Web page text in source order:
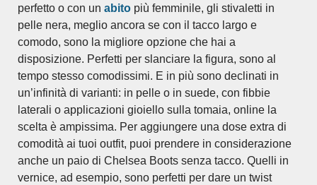
perfetto o con un abito più femminile, gli stivaletti in
pelle nera, meglio ancora se con il tacco largo e
comodo, sono la migliore opzione che hai a
disposizione. Perfetti per slanciare la figura, sono al
tempo stesso comodissimi. E in più sono declinati in
un’infinità di varianti: in pelle o in suede, con fibbie
laterali o applicazioni gioiello sulla tomaia, online la
scelta è ampissima. Per aggiungere una dose extra di
comodità ai tuoi outfit, puoi prendere in considerazione
anche un paio di Chelsea Boots senza tacco. Quelli in
vernice, ad esempio, sono perfetti per dare un twist